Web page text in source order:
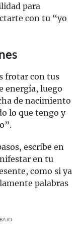
para
con tu “yo
frotar con tus
energía, luego
de nacimiento
lo que tengo y
escribe en
en tu
como si ya
palabras